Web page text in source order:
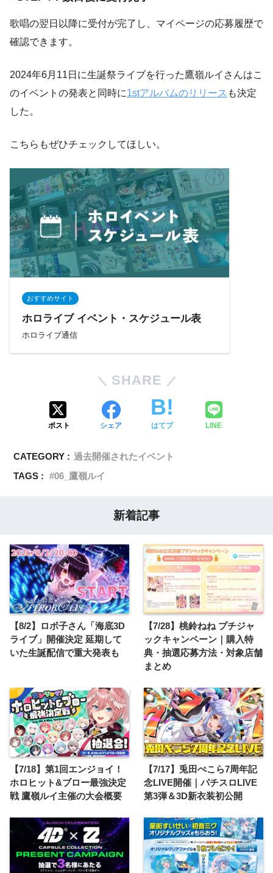
歌唱の翌日以降に受付が完了し、マイページの応募履歴で
確認できます。
2024年6月11日に生誕祭ライブを行った鷹嶺ルイさんはこ
のイベントの発表と同時に1stアルバムのリリース も決定
した。
こちらもぜひチェックしてほしい。
おすすめサイト
ホロライブ イベント・スケジュール表
ホロライブ通信
SHARE
ポスト シェア はてブ LINE
CATEGORY : 過去開催されたイベント
TAGS :
06_鷹嶺ルイ
新着記事
【8/2】ロボ子さん「海底3D
ライブ」開催決定 延期して
いた生誕配信で重大発表も
【7/28】桃鈴ねね プチジャ
ックキャンペーン｜購入特
典・抽選応募方法・対象店舗
まとめ
【7/18】第1回エンジョイ！
ホロヒット&ブロー最強決定
戦 鷹嶺ルイ主催の大会概要
【7/17】兎田ぺこら7周年記
念LIVE開催｜パチスロLIVE
第3弾＆3D新衣装初公開